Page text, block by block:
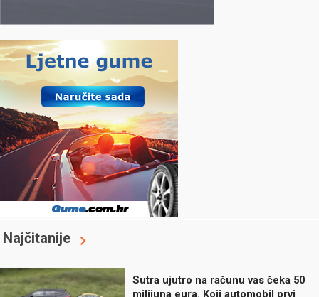
Najčitanije
Sutra ujutro na računu vas čeka 50
milijuna eura. Koji automobil prvi